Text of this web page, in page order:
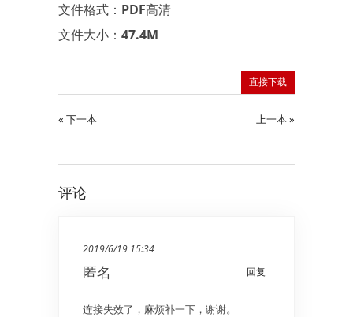
文件格式：PDF高清
文件大小：47.4M
直接下载
« 下一本 上一本 »
评论
2019/6/19 15:34
回复
匿名
连接失效了，麻烦补一下，谢谢。